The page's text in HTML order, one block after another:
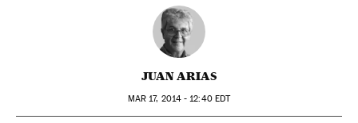
JUAN ARIAS
MAR 17, 2014 - 12:40EDT